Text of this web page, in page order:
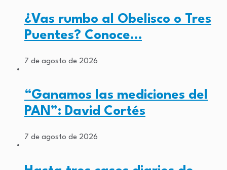
¿Vas rumbo al Obelisco o Tres
Puentes? Conoce…
7 de agosto de 2026
“Ganamos las mediciones del
PAN”: David Cortés
7 de agosto de 2026